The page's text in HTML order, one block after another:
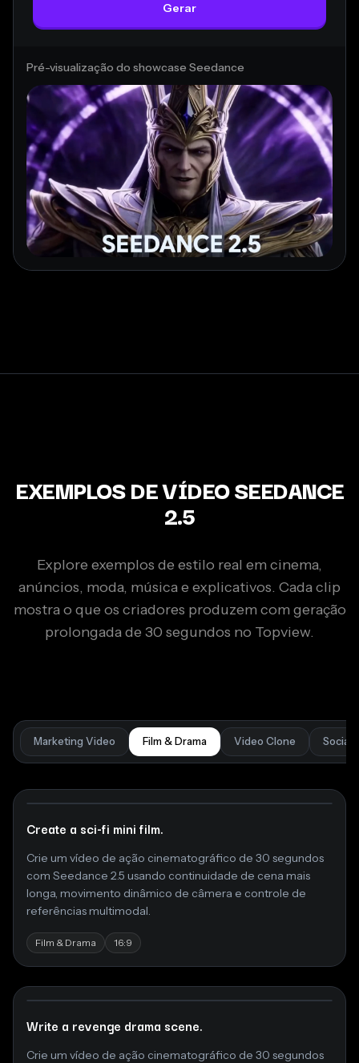
Gerar
Pré-visualização do showcase Seedance
EXEMPLOS DE VÍDEO SEEDANCE
2.5
Explore exemplos de estilo real em cinema,
anúncios, moda, música e explicativos. Cada clip
mostra o que os criadores produzem com geração
prolongada de 30 segundos no Topview.
Marketing Video Film & Drama Video Clone Social
Create a sci-fi mini film.
Crie um vídeo de ação cinematográfico de 30 segundos
com Seedance 2.5 usando continuidade de cena mais
longa, movimento dinâmico de câmera e controle de
referências multimodal.
Film & Drama 16:9
Write a revenge drama scene.
Crie um vídeo de ação cinematográfico de 30 segundos